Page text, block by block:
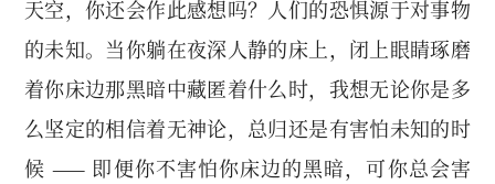
天空，你还会作此感想吗？人们的恐惧源于对事物
的未知。当你躺在夜深人静的床上，闭上眼睛琢磨
着你床边那黑暗中藏匿着什么时，我想无论你是多
么坚定的相信着无神论，总归还是有害怕未知的时
候 —— 即便你不害怕你床边的黑暗，可你总会害